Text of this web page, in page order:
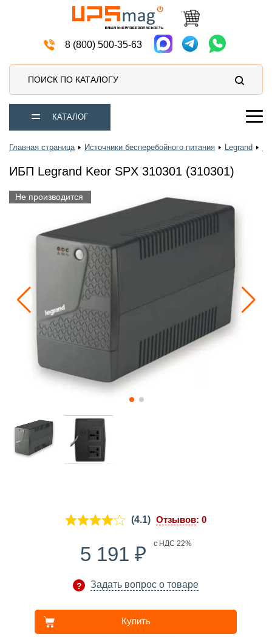
8 (800) 500-35-63
ПОИСК ПО КАТАЛОГУ
КАТАЛОГ
Главная страница Источники бесперебойного питания Legrand
ИБП Legrand Keor SPX 310301 (310301)
Не производится
(4.1) Отзывов: 0
5 191 ₽ с НДС 22%
Задать вопрос о товаре
Купить
Мото аккумуляторы